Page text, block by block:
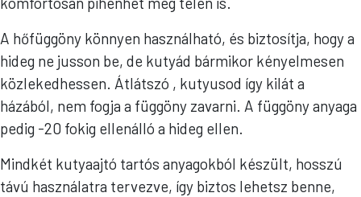
A hőfüggöny könnyen használható, és biztosítja, hogy a
hideg ne jusson be, de kutyád bármikor kényelmesen
közlekedhessen. Átlátszó , kutyusod így kilát a
házából, nem fogja a függöny zavarni. A függöny anyaga
pedig -20 fokig ellenálló a hideg ellen.
Mindkét kutyaajtó tartós anyagokból készült, hosszú
távú használatra tervezve, így biztos lehetsz benne,